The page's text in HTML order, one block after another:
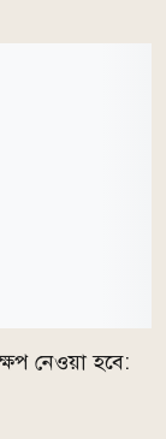
নেওয়া হবে: